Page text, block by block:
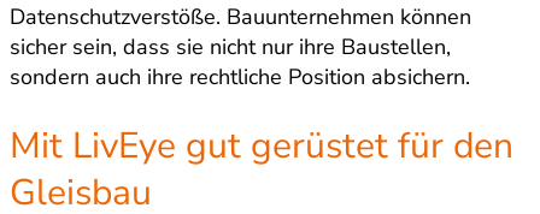
Datenschutzverstöße. Bauunternehmen können
sicher sein, dass sie nicht nur ihre Baustellen,
sondern auch ihre rechtliche Position absichern.
Mit LivEye gut gerüstet für den
Gleisbau